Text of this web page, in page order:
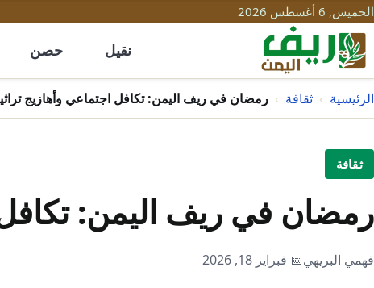
الخميس, 6 أغسطس 2026
نقيل حصن
الرئيسية › ثقافة › رمضان في ريف اليمن: تكافل اجتماعي وأهازيج
ثقافة
رمضان في ريف اليمن: تكافل
فهمي البريهي📅 فبراير 18, 2026